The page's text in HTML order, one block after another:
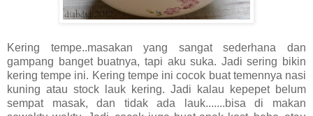
Kering tempe..masakan yang sangat sederhana dan
gampang banget buatnya, tapi aku suka. Jadi sering bikin
kering tempe ini. Kering tempe ini cocok buat temennya nasi
kuning atau stock lauk kering. Jadi kalau kepepet belum
sempat masak, dan tidak ada lauk.......bisa di makan